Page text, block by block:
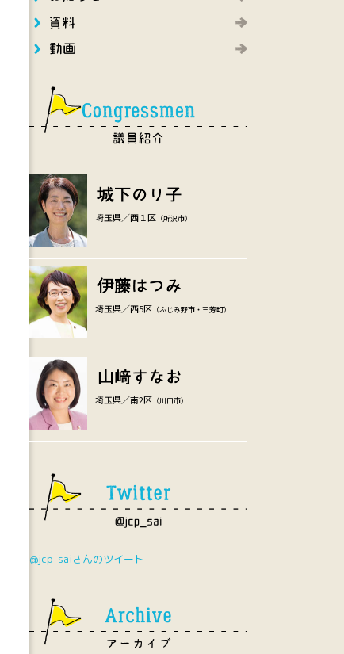
埼玉県／西１区 （所沢市）
埼玉県／西5区 （ふじみ野市・三芳町）
埼玉県／南2区 （川口市）
@jcp_saiさんのツイート